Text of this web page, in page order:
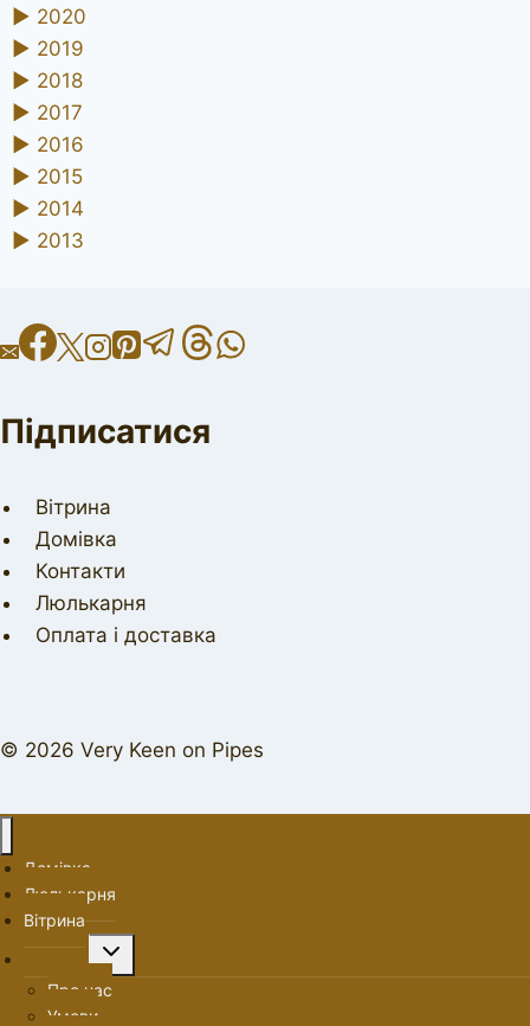
► 2020
► 2019
► 2018
► 2017
► 2016
► 2015
► 2014
► 2013
Підписатися
Вітрина
Домівка
Контакти
Люлькарня
Оплата і доставка
© 2026 Very Keen on Pipes
Домівка
Люлькарня
Вітрина
Перемкнути
меню
нащадка
Про нас
Умови